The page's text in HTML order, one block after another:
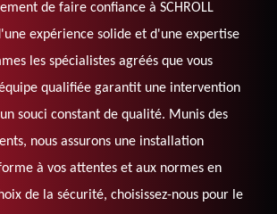
de faire confiance à SCHROLL
expérience solide et d'une expertise
les spécialistes agréés que vous
qualifiée garantit une intervention
souci constant de qualité. Munis des
nous assurons une installation
à vos attentes et aux normes en
de la sécurité, choisissez-nous pour le